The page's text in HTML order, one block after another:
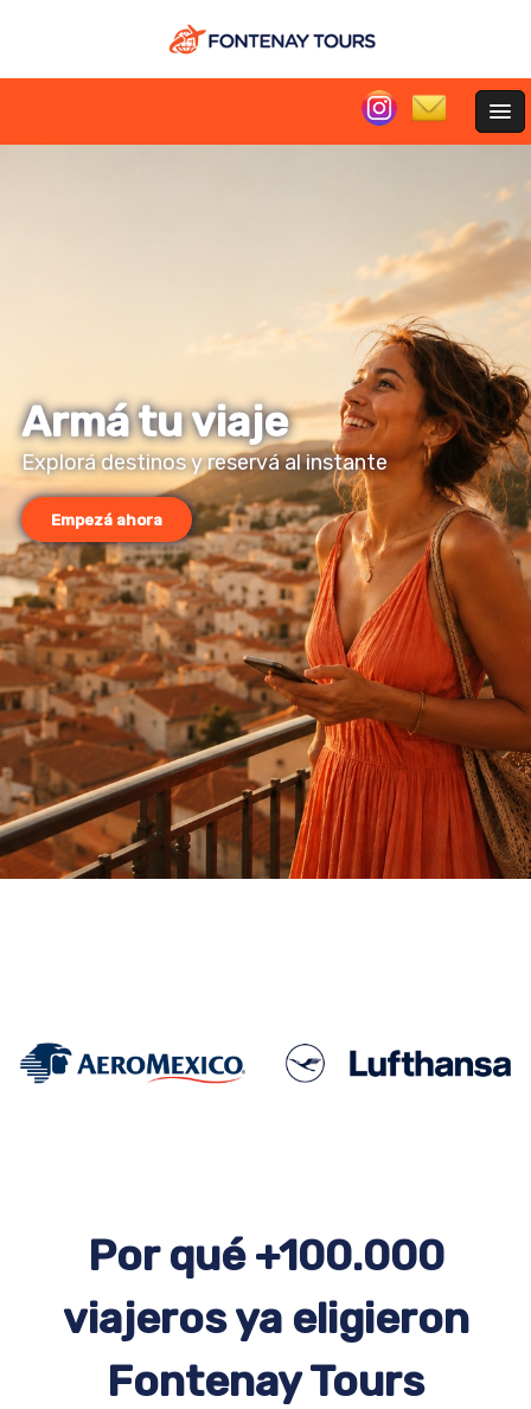
Armá tu viaje
Explorá destinos y reservá al instante
Empezá ahora
Por qué +100.000
viajeros ya eligieron
Fontenay Tours